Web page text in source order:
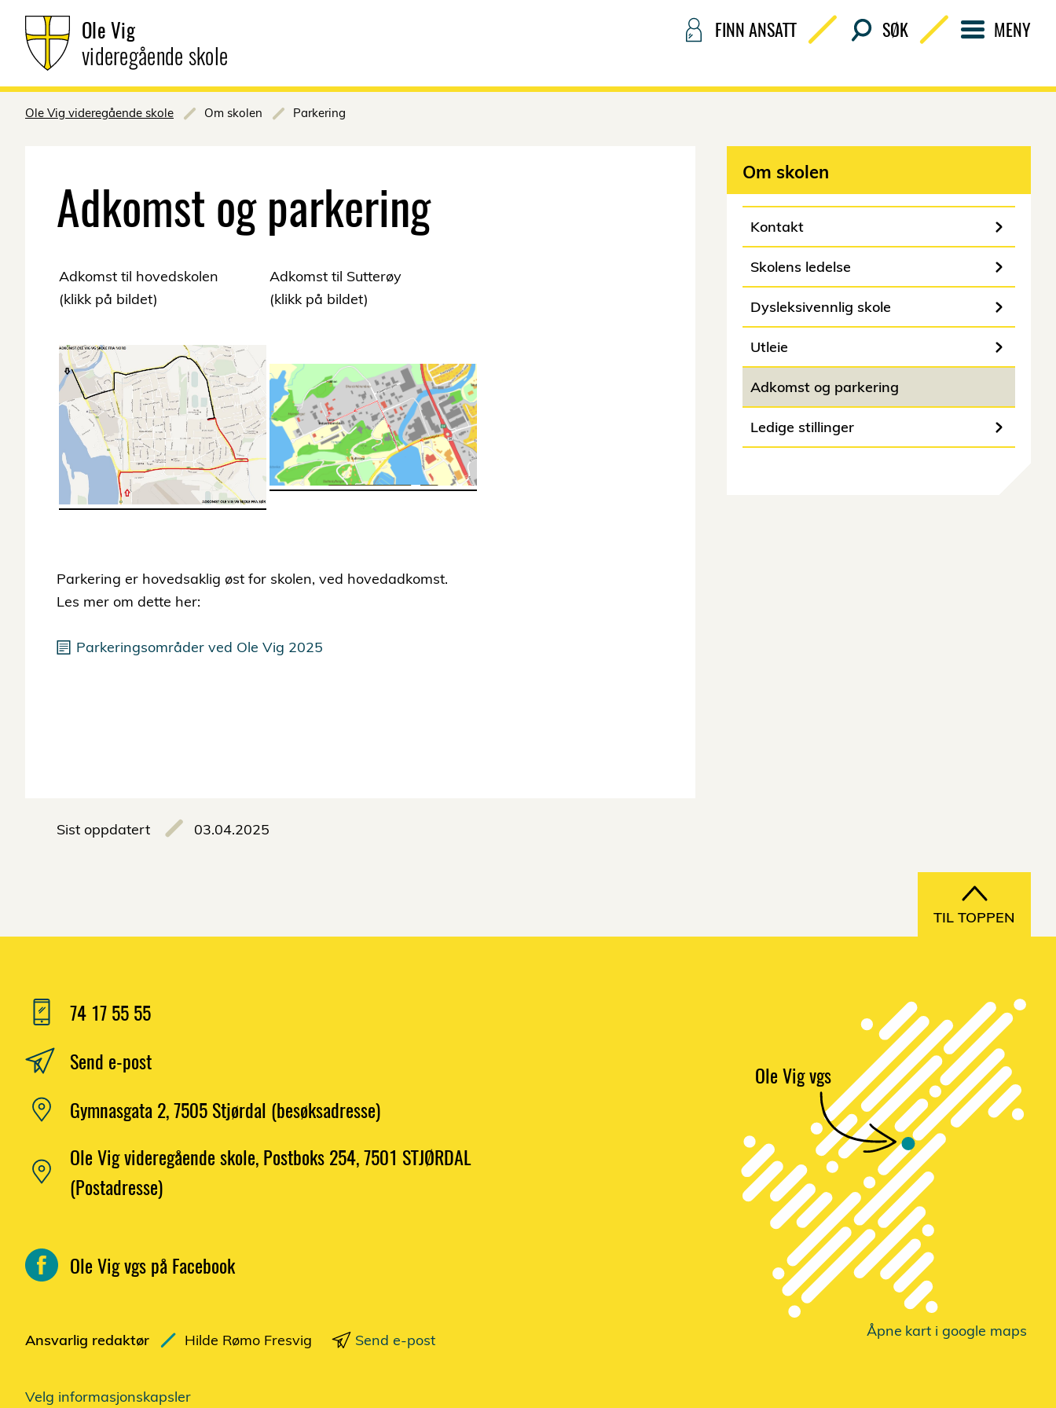
Ole Vig
videregående skole
FINN ANSATT SØK MENY
Ole Vig videregående skole Om skolen Parkering
Adkomst og parkering
Adkomst til hovedskolen
(klikk på bildet)
Adkomst til Sutterøy
(klikk på bildet)
Parkering er hovedsaklig øst for skolen, ved hovedadkomst.
Les mer om dette her:
Parkeringsområder ved Ole Vig 2025
Om skolen
Kontakt
Skolens ledelse
Dysleksivennlig skole
Utleie
Adkomst og parkering
Ledige stillinger
Sist oppdatert 03.04.2025
TIL TOPPEN
74 17 55 55
Send e-post
Gymnasgata 2, 7505 Stjørdal (besøksadresse)
Ole Vig videregående skole, Postboks 254, 7501 STJØRDAL
(Postadresse)
Ole Vig vgs på Facebook
Ansvarlig redaktør Hilde Rømo Fresvig Send e-post
Velg informasjonskapsler
Åpne kart i google maps
Ole Vig vgs